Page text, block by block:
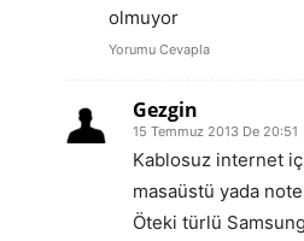
olmuyor
Yorumu Cevapla
Gezgin
15 Temmuz 2013 De 20:51
Kablosuz internet
masaüstü yada
Öteki türlü